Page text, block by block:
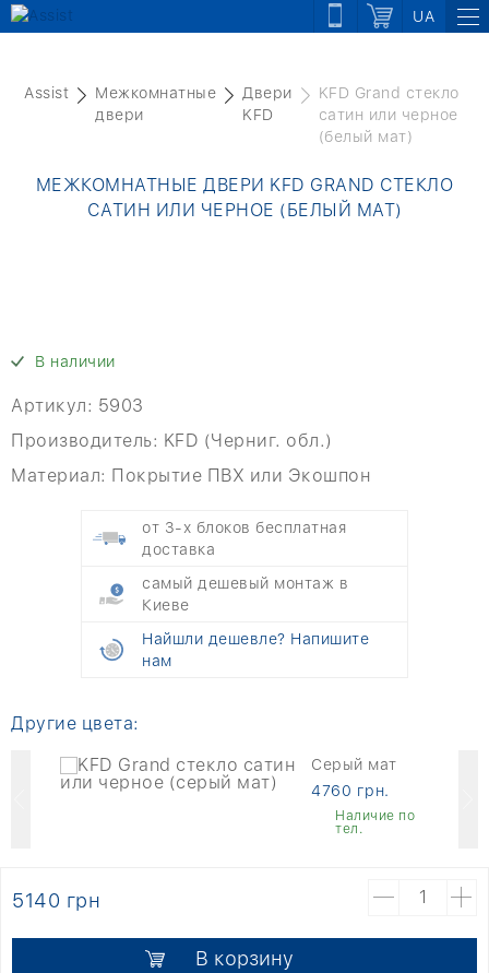
UA
Assist
Межкомнатные
двери
Двери
KFD
KFD Grand стекло
сатин или черное
(белый мат)
МЕЖКОМНАТНЫЕ ДВЕРИ KFD GRAND СТЕКЛО
САТИН ИЛИ ЧЕРНОЕ (БЕЛЫЙ МАТ)
В наличии
Артикул: 5903
Производитель: KFD (Черниг. обл.)
Материал: Покрытие ПВХ или Экошпон
от 3-х блоков бесплатная
доставка
самый дешевый монтаж в
Киеве
Найшли дешевле? Напишите
нам
Другие цвета:
Серый мат
4760 грн.
Наличие по
тел.
5140 грн
В корзину